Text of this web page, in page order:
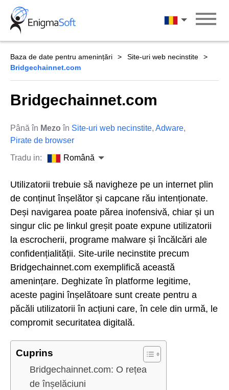
Skip
content
Română
Baza de date pentru amenințări
Site-uri web necinstite
Bridgechainnet.com
Bridgechainnet.com
Până în Mezo în Site-uri web necinstite, Adware,
Pirate de browser
Tradu in:
Română
Utilizatorii trebuie să navigheze pe un internet plin
de conținut înșelător și capcane rău intenționate.
Deși navigarea poate părea inofensivă, chiar și un
singur clic pe linkul greșit poate expune utilizatorii
la escrocherii, programe malware și încălcări ale
confidențialității. Site-urile necinstite precum
Bridgechainnet.com exemplifică această
amenințare. Deghizate în platforme legitime,
aceste pagini înșelătoare sunt create pentru a
păcăli utilizatorii în acțiuni care, în cele din urmă, le
compromit securitatea digitală.
Cuprins
Bridgechainnet.com: O rețea
de înșelăciuni